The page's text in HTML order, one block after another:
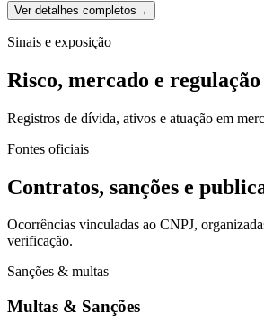
Ver detalhes completos →
Sinais e exposição
Risco, mercado e regulação
Registros de dívida, ativos e atuação em
Fontes oficiais
Contratos, sanções e
Ocorrências vinculadas ao CNPJ,
verificação.
Sanções & multas
Multas & Sanções